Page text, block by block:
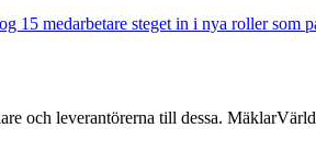
15 medarbetare steget in i nya roller som
och leverantörerna till dessa.